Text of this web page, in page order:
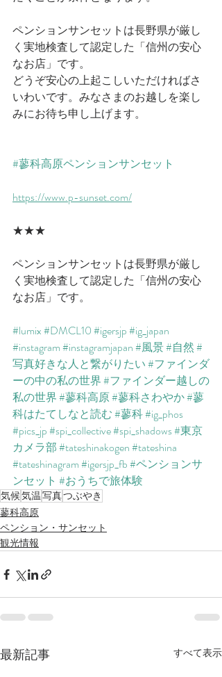
ペンションサンセットは長野県が厳し
く実地検査して認定した「信州の安心
なお店」です。
どうぞ安心の上起こしいただければさ
いわいです。みなさまのお越しを楽し
みにお待ち申し上げます。
#蓼科高原ペンションサンセット
https://www.p-sunset.com/
★★★
ペンションサンセットは長野県が厳し
く実地検査して認定した「信州の安心
なお店」です。
#lumix#DMCL10#igersjp#ig_japan
#instagram#instagramjapan#風景#自然#
写真好きな人と繋がりたい#ファインダ
ーの中の私の世界#ファインダー越しの
私の世界#蓼科高原#蓼科さわやか#蓼
科はたてしなと読む#蓼科#ig_phos
#pics_jp#spi_collective#spi_shadows#東京
カメラ部#tateshinakogen#tateshina
#tateshinagram#igersjp_fb#ペンションサ
ンセット #おうちで旅体験
気候気温写真つぶやき
蓼科高原
ペンション・サンセット
観光情報
最新記事 すべて表示